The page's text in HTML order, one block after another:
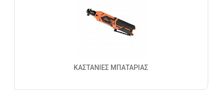
ΚΑΣΤΑΝΙΕΣ ΜΠΑΤΑΡΙΑΣ